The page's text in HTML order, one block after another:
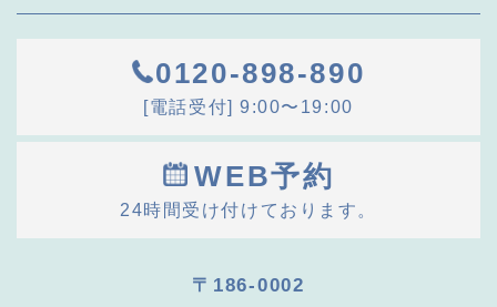
0120-898-890
[電話受付] 9:00〜19:00
WEB予約
24時間受け付けております。
〒186-0002